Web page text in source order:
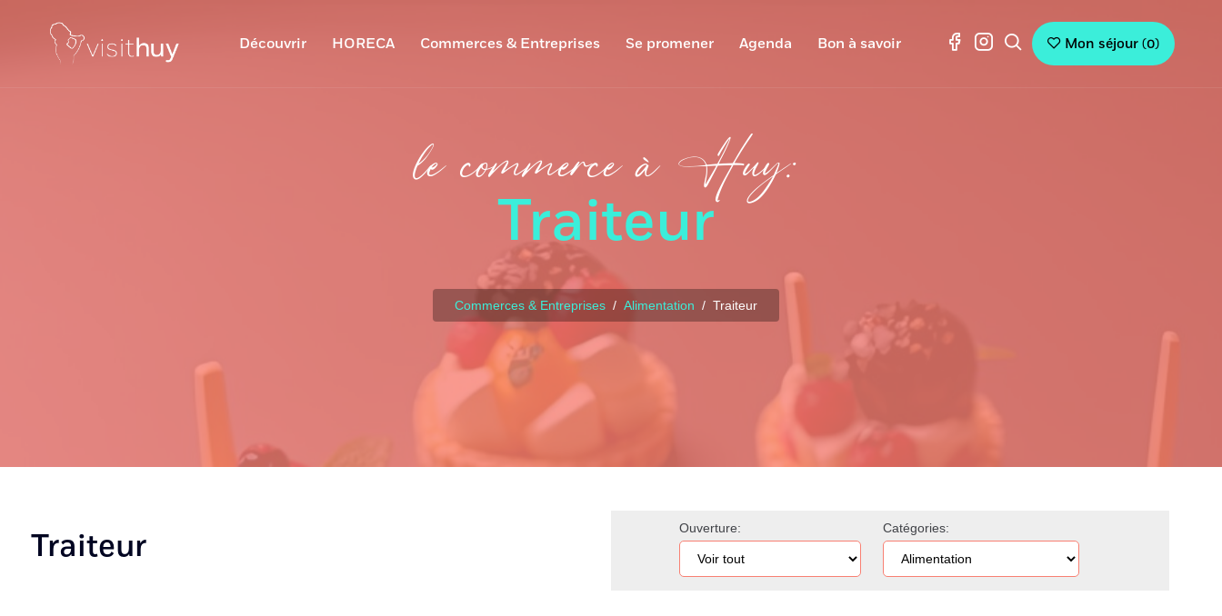
Découvrir HORECA Commerces & Entreprises Se promener Agenda Bon à savoir Mon séjour(0)
le commerce à Huy:
Traiteur
Commerces & Entreprises Alimentation Traiteur
Traiteur Ouverture: Catégories: